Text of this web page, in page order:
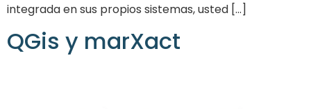
integrada en sus propios sistemas, usted [...]
QGis y marXact